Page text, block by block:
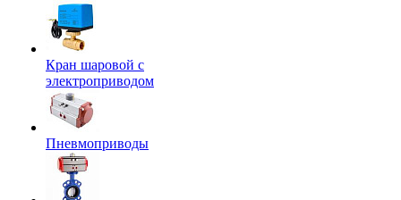
Кран шаровой с
электроприводом
Пневмоприводы